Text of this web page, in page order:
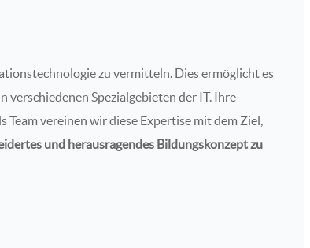
zu vermitteln. Dies ermöglicht es
Spezialgebieten der IT. Ihre
vereinen wir diese Expertise mit dem Ziel,
und herausragendes Bildungskonzept zu